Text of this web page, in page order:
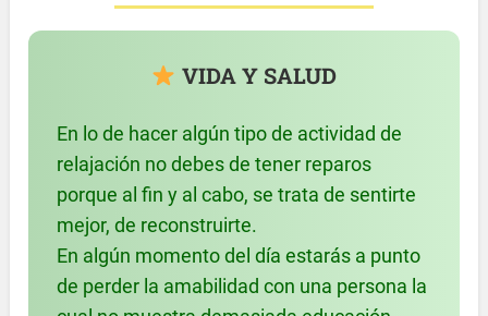
VIDA Y SALUD
En lo de hacer algún tipo de actividad de
relajación no debes de tener reparos
porque al fin y al cabo, se trata de sentirte
mejor, de reconstruirte.
En algún momento del día estarás a punto
de perder la amabilidad con una persona la